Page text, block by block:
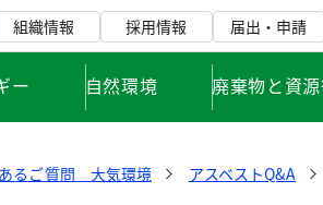
組織情報 採用情報 届出・申請
ー 自然環境 廃棄物と資
るご質問 大気環境 アスベストQ&A